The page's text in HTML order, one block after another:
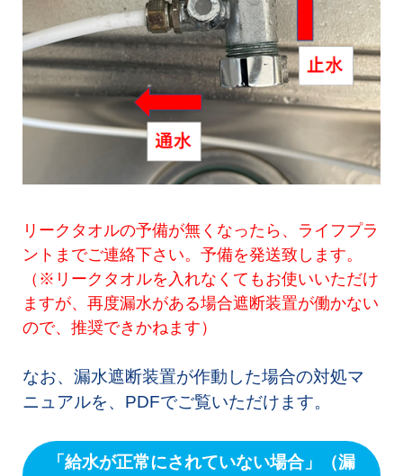
リークタオルの予備が無くなったら、ライフプラ
ントまでご連絡下さい。予備を発送致します。
（※リークタオルを入れなくてもお使いいただけ
ますが、再度漏水がある場合遮断装置が働かない
ので、推奨できかねます）
なお、漏水遮断装置が作動した場合の対処マ
ニュアルを、PDFでご覧いただけます。
「給水が正常にされていない場合」（漏